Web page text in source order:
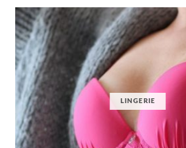
LINGERIE